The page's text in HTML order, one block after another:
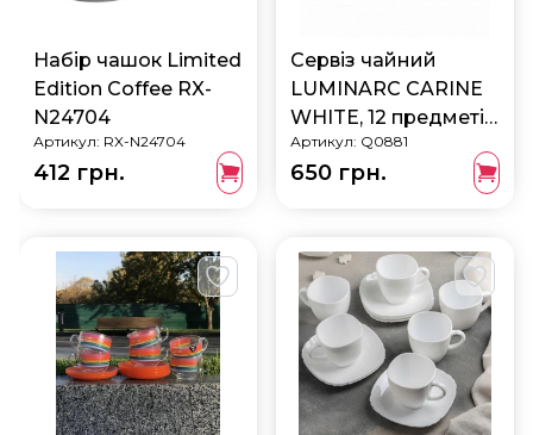
Набір чашок Limited
Edition Coffee RX-
N24704
Артикул: RX-N24704
412 грн.
Сервіз чайний
LUMINARC CARINE
WHITE, 12 предметів
Q0881
Артикул: Q0881
650 грн.